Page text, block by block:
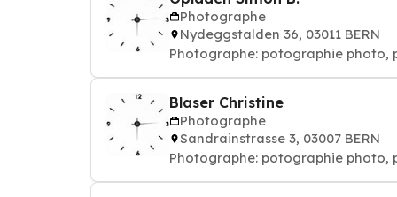
Photographe
Nydeggstalden 36, 03011 BERN
Photographe: potographie
Blaser Christine
Photographe
Sandrainstrasse 3, 03007 BERN
Photographe: potographie